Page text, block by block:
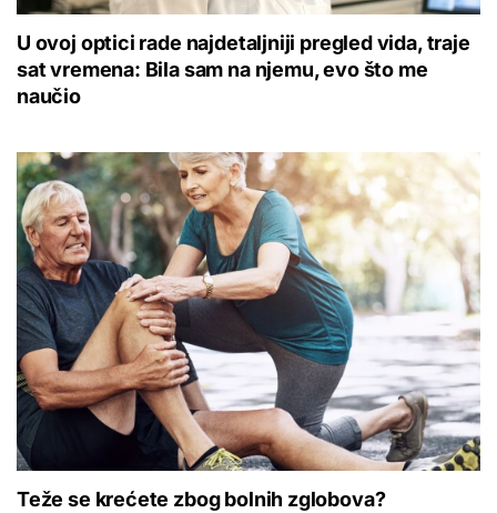
U ovoj optici rade najdetaljniji pregled vida, traje
sat vremena: Bila sam na njemu, evo što me
naučio
Teže se krećete zbog bolnih zglobova?